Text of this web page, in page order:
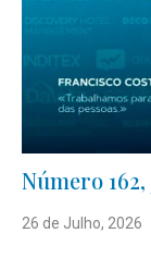
Número
26 de Julho, 2026